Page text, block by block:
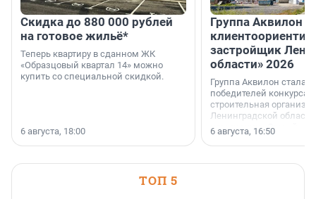
Скидка до 880 000 рублей
на готовое жильё*
Теперь квартиру в сданном ЖК
«Образцовый квартал 14» можно
купить со специальной скидкой.
6 августа, 18:00
Группа Аквилон
застройщик
области» 2026
Группа Аквилон стала
победителей конкурса
строительная
Ленинградской области
номинации «Самый
застройщик
области».
6 августа, 16:50
ТОП 5